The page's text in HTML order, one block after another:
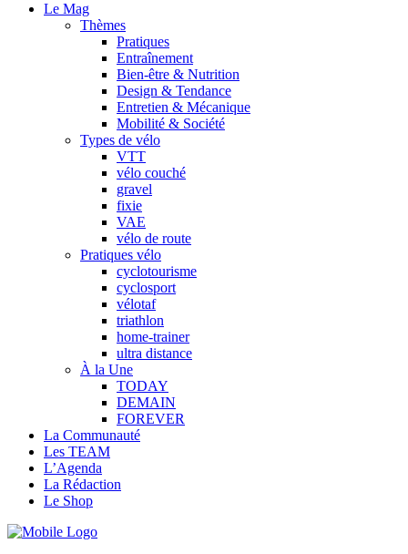
Le Mag
Thèmes
Pratiques
Entraînement
Bien-être & Nutrition
Design & Tendance
Entretien & Mécanique
Mobilité & Société
Types de vélo
VTT
vélo couché
gravel
fixie
VAE
vélo de route
Pratiques vélo
cyclotourisme
cyclosport
vélotaf
triathlon
home-trainer
ultra distance
À la Une
TODAY
DEMAIN
FOREVER
La Communauté
Les TEAM
L’Agenda
La Rédaction
Le Shop